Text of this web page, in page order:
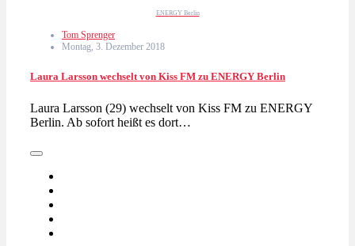
ENERGY Berlin
Tom Sprenger
Montag, 3. Dezember 2018
Laura Larsson wechselt von Kiss FM zu ENERGY Berlin
Laura Larsson (29) wechselt von Kiss FM zu ENERGY
Berlin. Ab sofort heißt es dort…